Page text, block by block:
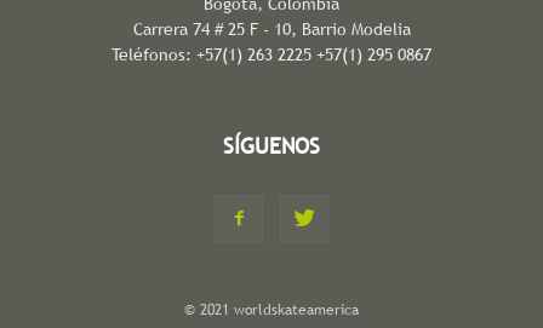
Carrera 74 # 25 F - 10, Barrio Modelia
Teléfonos: +57(1) 263 2225 +57(1) 295 0867
SÍGUENOS
© 2021 worldskateamerica